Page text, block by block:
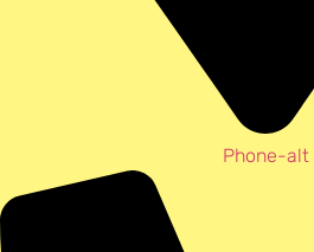
Phone-alt